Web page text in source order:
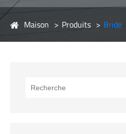
Maison Produits Bride